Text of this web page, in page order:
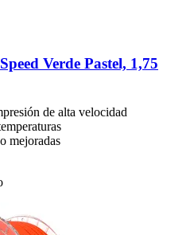
Verde Pastel, 1,75
de alta velocidad
mejoradas